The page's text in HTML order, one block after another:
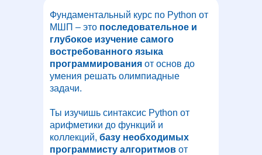
Фундаментальный курс по Python от
МШП – это последовательное и
глубокое изучение самого
востребованного языка
программирования от основ до
умения решать олимпиадные
задачи.
Ты изучишь синтаксис Python от
арифметики до функций и
коллекций, базу необходимых
программисту алгоритмов от